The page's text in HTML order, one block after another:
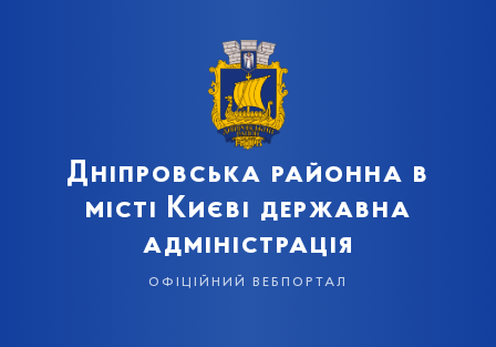
Дніпровська районна в
місті Києві державна
адміністрація
офіційний вебпортал